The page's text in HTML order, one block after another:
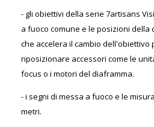
- gli obiettivi della serie 7artisans
a fuoco comune e le posizioni
che accelera il cambio dell'obiettivo
riposizionare accessori come le
focus o i motori del diaframma.
- i segni di messa a fuoco e le
metri.